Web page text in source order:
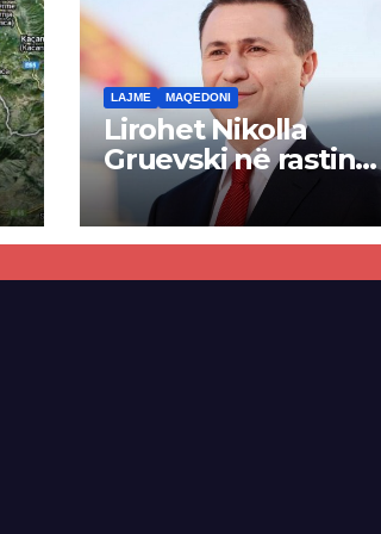
LAJME MAQEDONI
Lirohet Nikolla
Gruevski në rastin
“Talir 2”, gjykata
rrëzon akuzat për
ndërtimin e
paligjshëm të selisë